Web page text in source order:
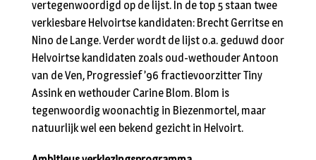
vertegenwoordigd op de lijst. In de top 5 staan twee
verkiesbare Helvoirtse kandidaten: Brecht Gerritse en
Nino de Lange. Verder wordt de lijst o.a. geduwd door
Helvoirtse kandidaten zoals oud-wethouder Antoon
van de Ven, Progressief ’96 fractievoorzitter Tiny
Assink en wethouder Carine Blom. Blom is
tegenwoordig woonachtig in Biezenmortel, maar
natuurlijk wel een bekend gezicht in Helvoirt.